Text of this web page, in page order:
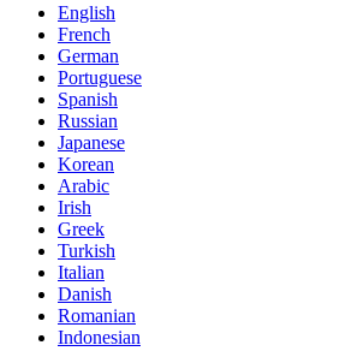
English
French
German
Portuguese
Spanish
Russian
Japanese
Korean
Arabic
Irish
Greek
Turkish
Italian
Danish
Romanian
Indonesian